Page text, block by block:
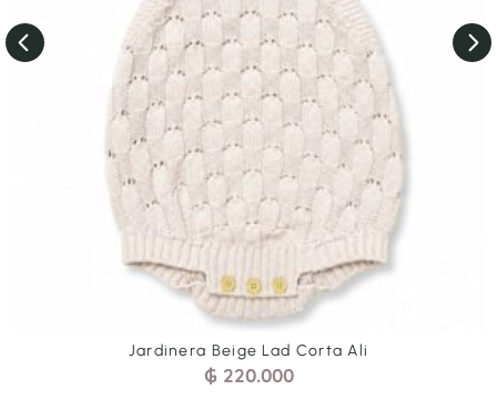
Jardinera Cel Tren Arr